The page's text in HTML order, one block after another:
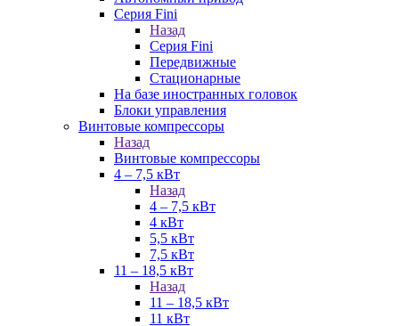
Серия Fini
Назад
Серия Fini
Передвижные
Стационарные
На базе иностранных головок
Блоки управления
Винтовые компрессоры
Назад
Винтовые компрессоры
4 – 7,5 кВт
Назад
4 – 7,5 кВт
4 кВт
5,5 кВт
7,5 кВт
11 – 18,5 кВт
Назад
11 – 18,5 кВт
11 кВт